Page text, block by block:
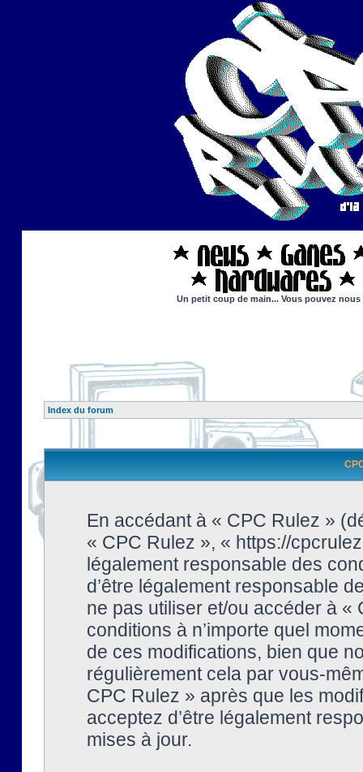
Un petit coup de main... Vous pouvez
Index du forum
En accédant à « CPC Rulez »
« CPC Rulez », « https://
légalement responsable des
d’être légalement responsable
ne pas utiliser et/ou accéder à
conditions à n’importe quel
de ces modifications, bien que
régulièrement cela par vous-
CPC Rulez » après que les
acceptez d’être légalement
mises à jour.